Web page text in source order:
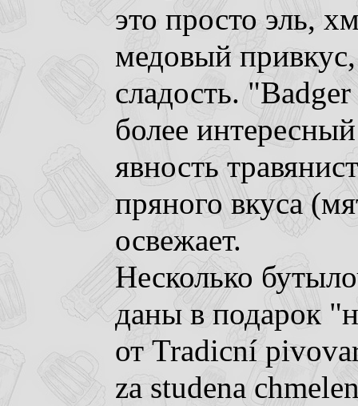
это просто эль,
медовый
сладость.
более
явность
пряного вкуса
освежает.
Несколько
даны в подарок
от Tradicní
za studena